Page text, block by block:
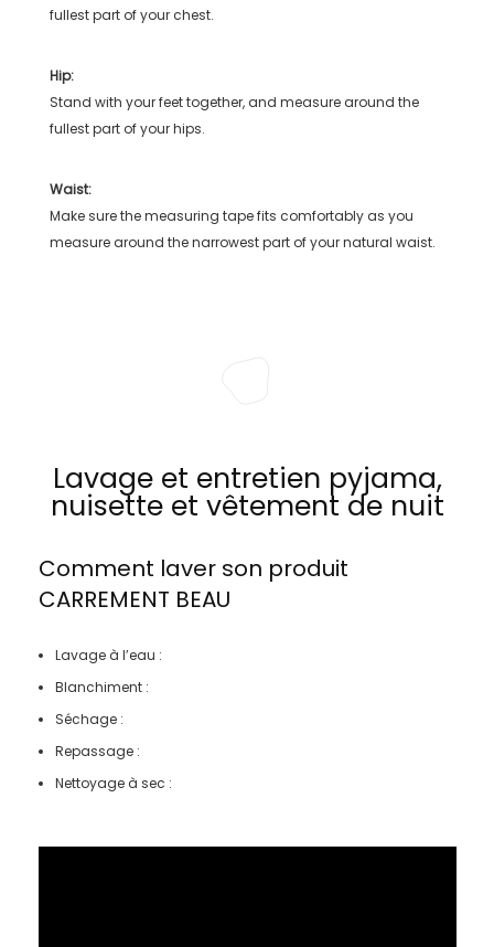
fullest part of your chest.
Hip:
Stand with your feet together, and measure around the
fullest part of your hips.
Waist:
Make sure the measuring tape fits comfortably as you
measure around the narrowest part of your natural waist.
Lavage et entretien pyjama,
nuisette et vêtement de nuit
Comment laver son produit
CARREMENT BEAU
Lavage à l’eau :
Blanchiment :
Séchage :
Repassage :
Nettoyage à sec :